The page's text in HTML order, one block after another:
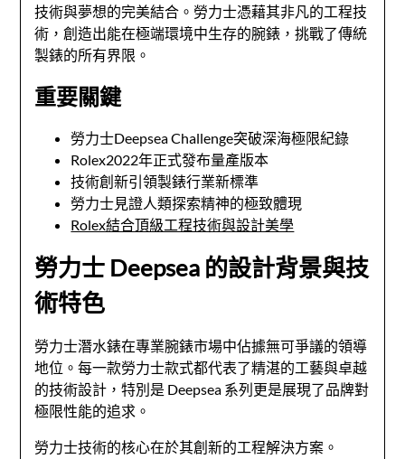
技術與夢想的完美結合。勞力士憑藉其非凡的工程技
術，創造出能在極端環境中生存的腕錶，挑戰了傳統
製錶的所有界限。
重要關鍵
勞力士Deepsea Challenge突破深海極限紀錄
Rolex2022年正式發布量產版本
技術創新引領製錶行業新標準
勞力士見證人類探索精神的極致體現
Rolex結合頂級工程技術與設計美學
勞力士 Deepsea 的設計背景與技
術特色
勞力士潛水錶在專業腕錶市場中佔據無可爭議的領導
地位。每一款勞力士款式都代表了精湛的工藝與卓越
的技術設計，特別是 Deepsea 系列更是展現了品牌對
極限性能的追求。
勞力士技術的核心在於其創新的工程解決方案。